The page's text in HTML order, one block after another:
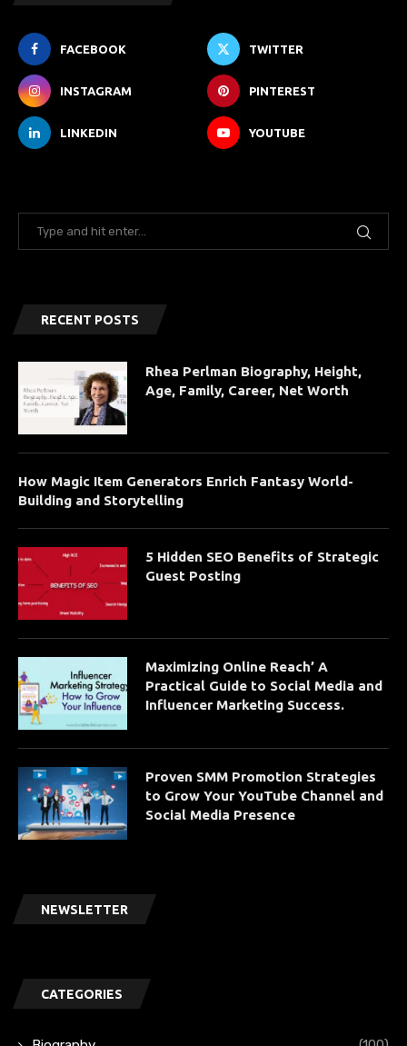
FACEBOOK TWITTER
INSTAGRAM PINTEREST
LINKEDIN YOUTUBE
RECENT POSTS
Rhea Perlman Biography, Height,
Age, Family, Career, Net Worth
How Magic Item Generators Enrich Fantasy World-
Building and Storytelling
5 Hidden SEO Benefits of Strategic
Guest Posting
Maximizing Online Reach’ A
Practical Guide to Social Media and
Influencer Marketing Success.
Proven SMM Promotion Strategies
to Grow Your YouTube Channel and
Social Media Presence
NEWSLETTER
CATEGORIES